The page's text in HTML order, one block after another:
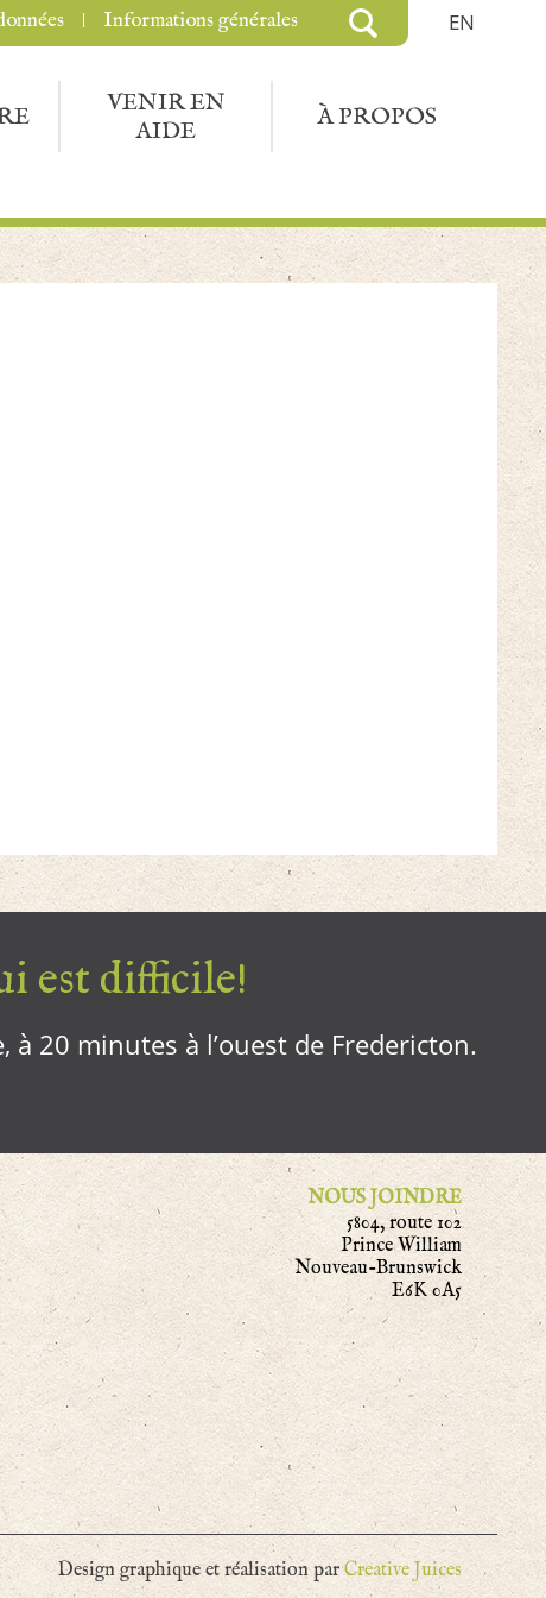
EN
VENIR EN
AIDE
À PROPOS
Informations générales
est difficile!
20 minutes à l’ouest de Fredericton.
NOUS JOINDRE
5804, route 102
Prince William
Nouveau-Brunswick
E6K 0A5
Design graphique et réalisation par Creative Juices